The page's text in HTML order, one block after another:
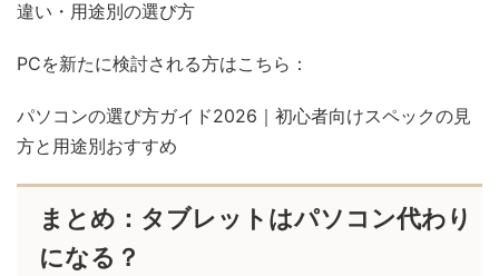
違い・用途別の選び方
PCを新たに検討される方はこちら：
パソコンの選び方ガイド2026｜初心者向けスペックの見
方と用途別おすすめ
まとめ：タブレットはパソコン代わり
になる？